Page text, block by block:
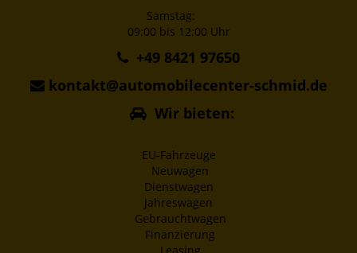
Samstag:
09:00 bis 12:00 Uhr
+49 8421 97650
kontakt@automobilecenter-schmid.de
Wir bieten:
EU-Fahrzeuge
Neuwagen
Dienstwagen
Jahreswagen
Gebrauchtwagen
Finanzierung